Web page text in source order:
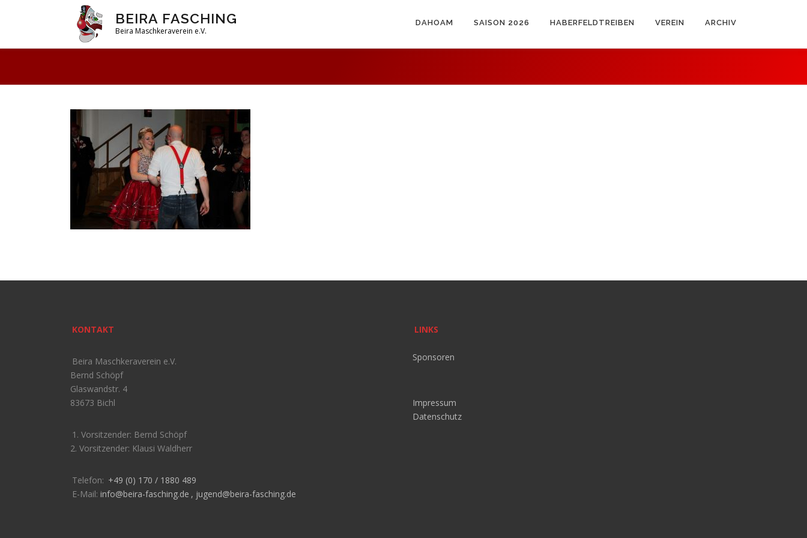
BEIRA FASCHING
Beira Maschkeraverein e.V.
DAHOAM SAISON 2026 HABERFELDTREIBEN VEREIN ARCHIV
KONTAKT
Beira Maschkeraverein e.V.
Bernd Schöpf
Glaswandstr. 4
83673 Bichl
1. Vorsitzender: Bernd Schöpf
2. Vorsitzender: Klausi Waldherr
Telefon: +49 (0) 170 / 1880 489
E-Mail: info@beira-fasching.de , jugend@beira-fasching.de
LINKS
Sponsoren
Impressum
Datenschutz